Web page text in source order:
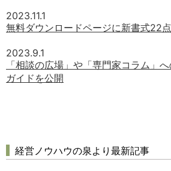
2023.11.1
無料ダウンロードページに新書式22
2023.9.1
「相談の広場」や「専門家コラム」
ガイドを公開
経営ノウハウの泉より最新記事